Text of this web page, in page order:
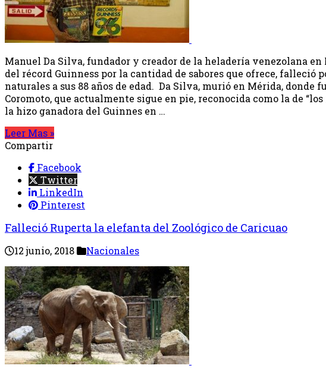
Manuel Da Silva, fundador y creador de la heladería venezolana en
del récord Guinness por la cantidad de sabores que ofrece, falleció
naturales a sus 88 años de edad. Da Silva, murió en Mérida, donde
Coromoto, que actualmente sigue en pie, reconocida como la de “los
la hizo ganadora del Guinnes en …
Leer Mas »
Compartir
Facebook
Twitter
LinkedIn
Pinterest
Falleció Ruperta la elefanta del Zoológico de Caricuao
12 junio, 2018 Nacionales